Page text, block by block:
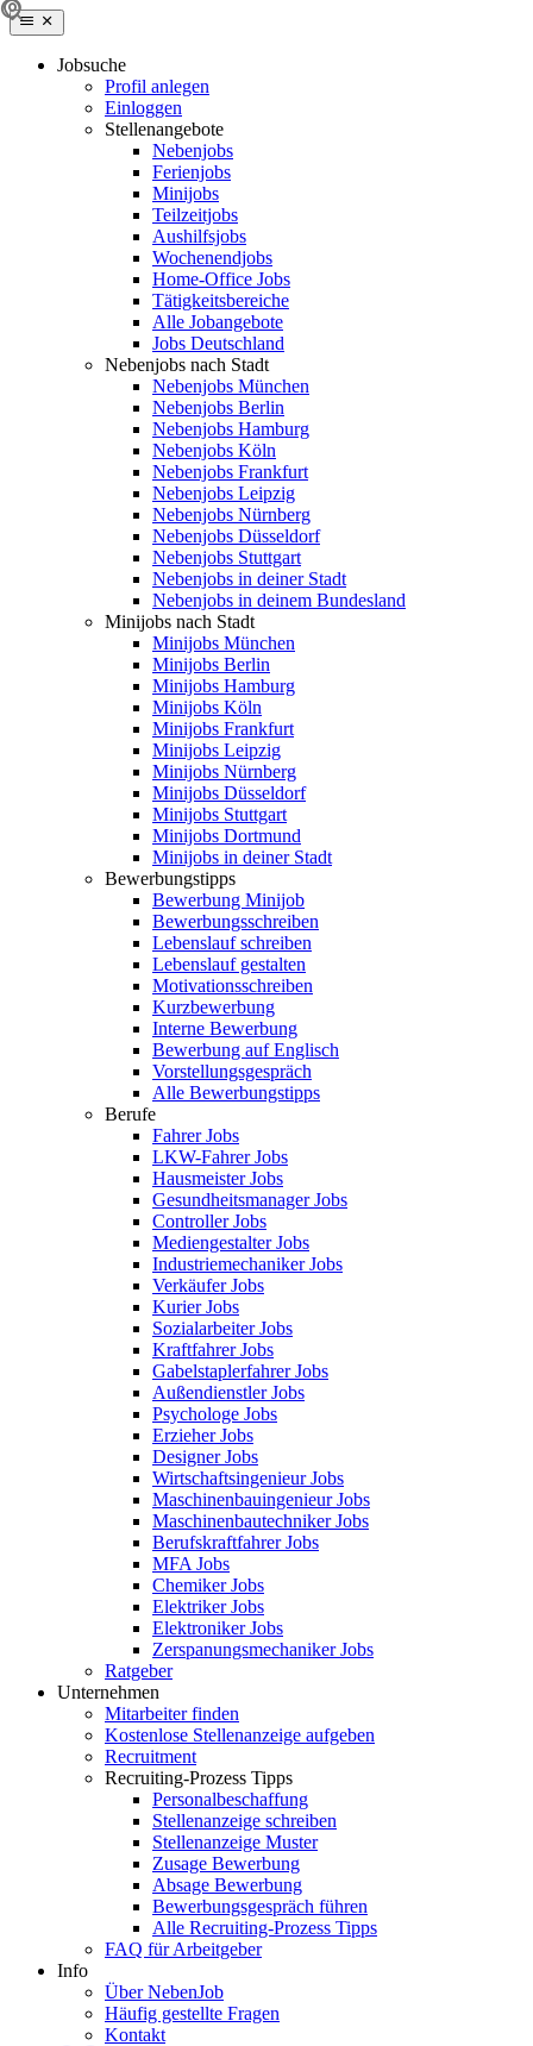
Jobsuche
Profil anlegen
Einloggen
Stellenangebote
Nebenjobs
Ferienjobs
Minijobs
Teilzeitjobs
Aushilfsjobs
Wochenendjobs
Home-Office Jobs
Tätigkeitsbereiche
Alle Jobangebote
Jobs Deutschland
Nebenjobs nach Stadt
Nebenjobs München
Nebenjobs Berlin
Nebenjobs Hamburg
Nebenjobs Köln
Nebenjobs Frankfurt
Nebenjobs Leipzig
Nebenjobs Nürnberg
Nebenjobs Düsseldorf
Nebenjobs Stuttgart
Nebenjobs in deiner Stadt
Nebenjobs in deinem Bundesland
Minijobs nach Stadt
Minijobs München
Minijobs Berlin
Minijobs Hamburg
Minijobs Köln
Minijobs Frankfurt
Minijobs Leipzig
Minijobs Nürnberg
Minijobs Düsseldorf
Minijobs Stuttgart
Minijobs Dortmund
Minijobs in deiner Stadt
Bewerbungstipps
Bewerbung Minijob
Bewerbungsschreiben
Lebenslauf schreiben
Lebenslauf gestalten
Motivationsschreiben
Kurzbewerbung
Interne Bewerbung
Bewerbung auf Englisch
Vorstellungsgespräch
Alle Bewerbungstipps
Berufe
Fahrer Jobs
LKW-Fahrer Jobs
Hausmeister Jobs
Gesundheitsmanager Jobs
Controller Jobs
Mediengestalter Jobs
Industriemechaniker Jobs
Verkäufer Jobs
Kurier Jobs
Sozialarbeiter Jobs
Kraftfahrer Jobs
Gabelstaplerfahrer Jobs
Außendienstler Jobs
Psychologe Jobs
Erzieher Jobs
Designer Jobs
Wirtschaftsingenieur Jobs
Maschinenbauingenieur Jobs
Maschinenbautechniker Jobs
Berufskraftfahrer Jobs
MFA Jobs
Chemiker Jobs
Elektriker Jobs
Elektroniker Jobs
Zerspanungsmechaniker Jobs
Ratgeber
Unternehmen
Mitarbeiter finden
Kostenlose Stellenanzeige aufgeben
Recruitment
Recruiting-Prozess Tipps
Personalbeschaffung
Stellenanzeige schreiben
Stellenanzeige Muster
Zusage Bewerbung
Absage Bewerbung
Bewerbungsgespräch führen
Alle Recruiting-Prozess Tipps
FAQ für Arbeitgeber
Info
Über NebenJob
Häufig gestellte Fragen
Kontakt